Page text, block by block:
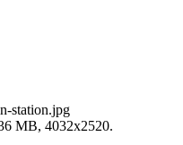
station.jpg
MB, 4032x2520.